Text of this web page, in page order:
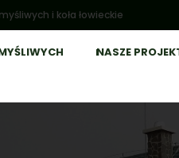
i koła łowieckie
NASZE